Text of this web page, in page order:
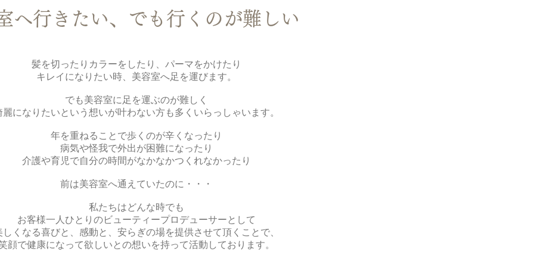
へ行きたい、でも行くのが難しい
髪を切ったりカラーをしたり、パーマをかけたり
キレイになりたい時、美容室へ足を運びます。
でも美容室に足を運ぶのが難しく
麗になりたいという想いが叶わない方も多くいらっしゃいます。
年を重ねることで歩くのが辛くなったり
病気や怪我で外出が困難になったり
介護や育児で自分の時間がなかなかつくれなかったり
前は美容室へ通えていたのに・・・
私たちはどんな時でも
お客様一人ひとりのビューティープロデューサーとして
しくなる喜びと、感動と、安らぎの場を提供させて頂くことで、
顔で健康になって欲しいとの想いを持って活動しております。